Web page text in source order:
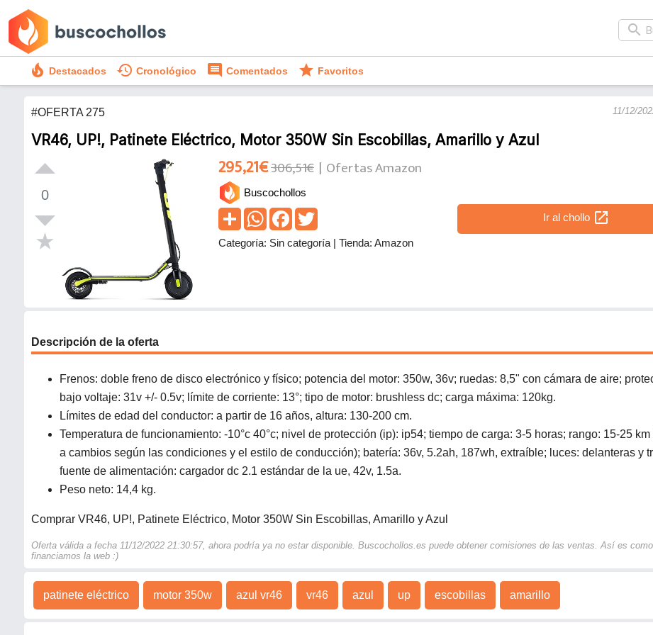
search
local_fire_department Destacados history Cronológico comment Comentados star Favoritos
#OFERTA 275 11/12/
VR46, UP!, Patinete Eléctrico, Motor 350W Sin Escobillas, Amarillo y Azul
0
295,21€306,51€ Ofertas Amazon
Buscochollos
Ir al chollo open_in_new
Categoría: Sin categoría | Tienda: Amazon
Descripción de la oferta
Frenos: doble freno de disco electrónico y físico; potencia del motor: 350w, 36v; ruedas: 8,5" con cámara de aire;
bajo voltaje: 31v +/- 0.5v; límite de corriente: 13°; tipo de motor: brushless dc; carga máxima: 120kg.
Límites de edad del conductor: a partir de 16 años, altura: 130-200 cm.
Temperatura de funcionamiento: -10°c 40°c; nivel de protección (ip): ip54; tiempo de carga: 3-5 horas; rango: 15-25 km
a cambios según las condiciones y el estilo de conducción); batería: 36v, 5.2ah, 187wh, extraíble; luces: delanteras y
fuente de alimentación: cargador dc 2.1 estándar de la ue, 42v, 1.5a.
Peso neto: 14,4 kg.
Comprar VR46, UP!, Patinete Eléctrico, Motor 350W Sin Escobillas, Amarillo y Azul
Oferta válida a fecha 11/12/2022 21:30:57, ahora podría ya no estar disponible. Buscochollos.es puede obtener comisiones de las ventas. Así es como
financiamos la web :)
patinete eléctrico motor 350w azul vr46 vr46 azul up escobillas amarillo